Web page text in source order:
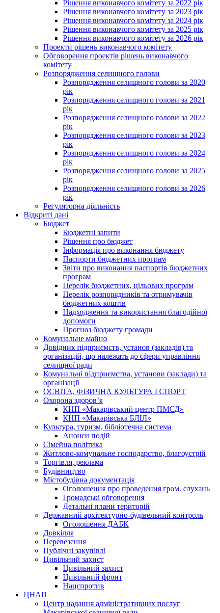
Рішення виконавчого комітету за 2022 рік
Рішення виконавчого комітету за 2023 рік
Рішення виконавчого комітету за 2024 рік
Рішення виконавчого комітету за 2025 рік
Рішення виконавчого комітету за 2026 рік
Проекти рішень виконавчого комітету
Обговорення проектів рішень виконавчого
комітету
Розпорядження селищного голови
Розпорядження селищного голови за 2020
рік
Розпорядження селищного голови за 2021
рік
Розпорядження селищного голови за 2022
рік
Розпорядження селищного голови за 2023
рік
Розпорядження селищного голови за 2024
рік
Розпорядження селищного голови за 2025
рік
Розпорядження селищного голови за 2026
рік
Регуляторна діяльність
Відкриті дані
Бюджет
Бюджетні запити
Рішення про бюджет
Інформація про виконання бюджету
Паспорти бюджетних програм
Звіти про виконання паспортів бюджетних
програм
Перелік бюджетних, цільових програм
Перелік розпорядників та отримувачів
бюджетних коштів
Надходження та використання благодійної
допомоги
Прогноз бюджету громади
Комунальне майно
Довідник підприємств, установ (закладів) та
організацій, що належать до сфери управління
селищної ради
Комунальні підприємства, установи (заклади) та
організації
ОСВІТА, ФІЗИЧНА КУЛЬТУРА І СПОРТ
Охорона здоров’я
КНП «Макарівський центр ПМСД»
КНП «Макарівська БЛІЛ»
Культура, туризм, бібліотечна система
Анонси подій
Сімейна політика
Житлово-комунальне господарство, благоустрій
Торгівля, реклама
Будівництво
Містобудівна документація
Оголошення про проведення гром. слухань
Громадські обговорення
Детальні плани територій
Державний архітектурно-будівельний контроль
Оголошення ДАБК
Довкілля
Перевезення
Публічні закупівлі
Цивільний захист
Цивільний захист
Цивільний фронт
Нацспротив
ЦНАП
Центр надання адміністративних послуг